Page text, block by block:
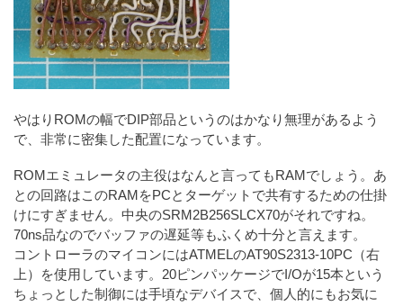
やはりROMの幅でDIP部品というのはかなり無理があるよう
で、非常に密集した配置になっています。
ROMエミュレータの主役はなんと言ってもRAMでしょう。あ
との回路はこのRAMをPCとターゲットで共有するための仕掛
けにすぎません。中央のSRM2B256SLCX70がそれですね。
70ns品なのでバッファの遅延等もふくめ十分と言えます。
コントローラのマイコンにはATMELのAT90S2313-10PC（右
上）を使用しています。20ピンパッケージでI/Oが15本という
ちょっとした制御には手頃なデバイスで、個人的にもお気に